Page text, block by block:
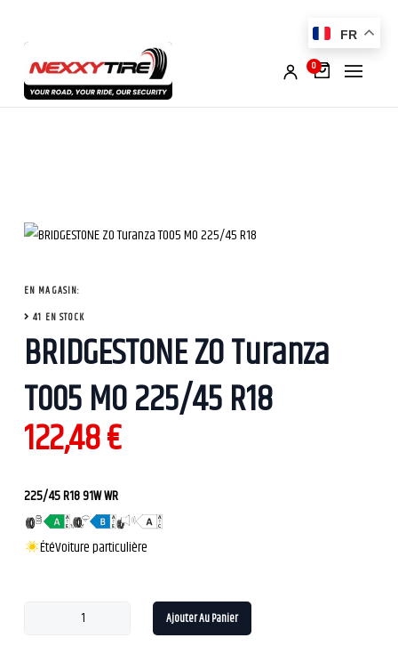
0
EN MAGASIN:
41 EN STOCK
BRIDGESTONE ZO Turanza
T005 MO 225/45 R18
122,48€
225/45 R18 91W WR
ÉtéVoiture particulière
Ajouter Au Panier
FR